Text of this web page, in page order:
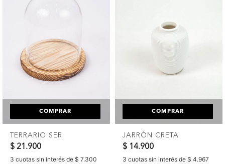
COMPRAR
TERRARIO SER
$ 21.900
3 cuotas sin interés de $ 7.300
COMPRAR
JARRÓN CRETA
$ 14.900
3 cuotas sin interés de $ 4.967